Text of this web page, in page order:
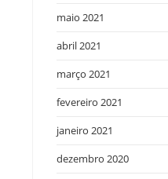
maio 2021
abril 2021
março 2021
fevereiro 2021
janeiro 2021
dezembro 2020